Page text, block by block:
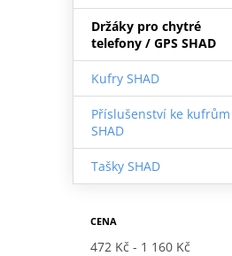
Držáky pro chytré
telefony / GPS SHAD
Kufry SHAD
Příslušenství ke kufrům
SHAD
Tašky SHAD
CENA
472 Kč 1 160 Kč